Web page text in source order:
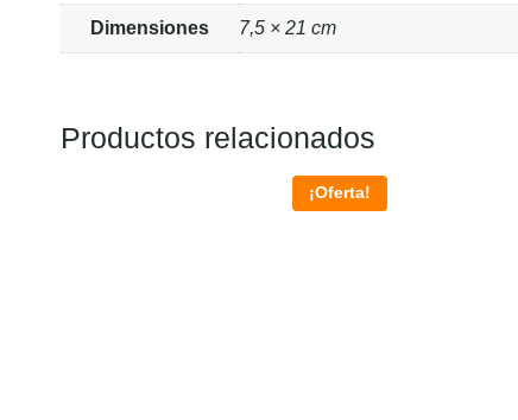
Dimensiones 7,5 × 21 cm
Productos relacionados
¡Oferta!